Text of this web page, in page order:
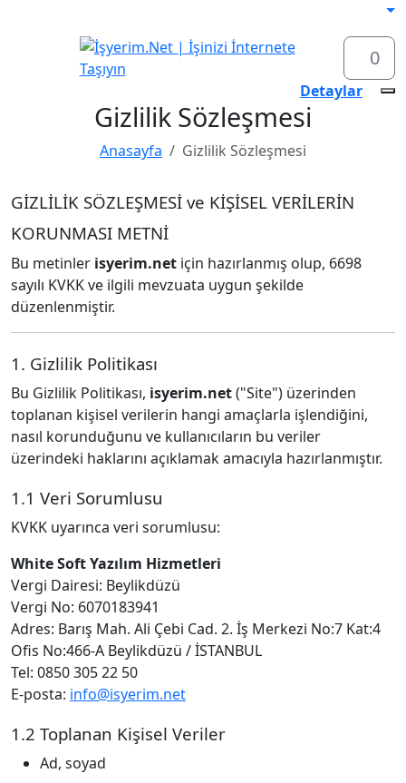
0
Detaylar
Gizlilik Sözleşmesi
Anasayfa Gizlilik Sözleşmesi
GİZLİLİK SÖZLEŞMESİ ve KİŞİSEL VERİLERİN
KORUNMASI METNİ
Bu metinler isyerim.net için hazırlanmış olup, 6698
sayılı KVKK ve ilgili mevzuata uygun şekilde
düzenlenmiştir.
1. Gizlilik Politikası
Bu Gizlilik Politikası, isyerim.net("Site") üzerinden
toplanan kişisel verilerin hangi amaçlarla işlendiğini,
nasıl korunduğunu ve kullanıcıların bu veriler
üzerindeki haklarını açıklamak amacıyla hazırlanmıştır.
1.1 Veri Sorumlusu
KVKK uyarınca veri sorumlusu:
White Soft Yazılım Hizmetleri
Vergi Dairesi: Beylikdüzü
Vergi No: 6070183941
Adres: Barış Mah. Ali Çebi Cad. 2. İş Merkezi No:7 Kat:4
Ofis No:466-A Beylikdüzü / İSTANBUL
Tel: 0850 305 22 50
E‑posta: info@isyerim.net
1.2 Toplanan Kişisel Veriler
Ad, soyad